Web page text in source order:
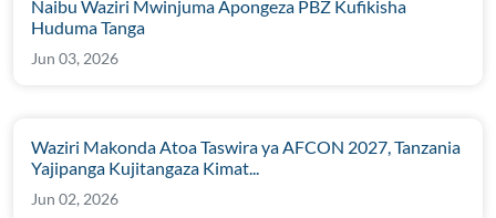
Naibu Waziri Mwinjuma Apongeza PBZ Kufikisha
Huduma Tanga
Jun 03, 2026
Waziri Makonda Atoa Taswira ya AFCON 2027, Tanzania
Yajipanga Kujitangaza Kimat...
Jun 02, 2026